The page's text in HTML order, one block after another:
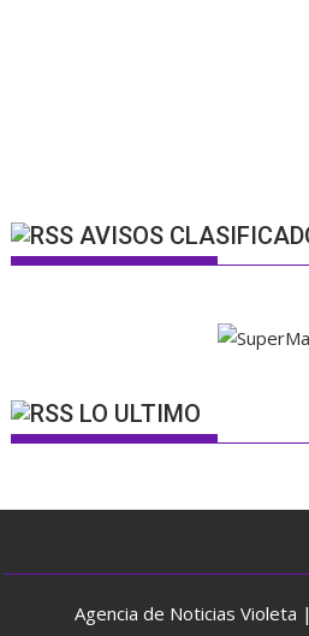
AVISOS
LO ULTIMO
Agencia de Noticias Violeta